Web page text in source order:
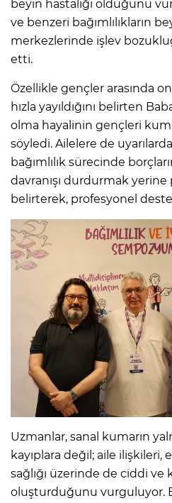
beyin hastalığı olduğunu
ve benzeri bağımlılıkların
merkezlerinde işlev
etti.
Özellikle gençler arasında
hızla yayıldığını belirten
olma hayalinin gençleri
söyledi. Ailelere de
bağımlılık sürecinde
davranışı durdurmak
belirterek, profesyonel
Uzmanlar, sanal kumarın
kayıplara değil; aile ilişkileri,
sağlığı üzerinde de ciddi ve
oluşturduğunu vurguluyor.